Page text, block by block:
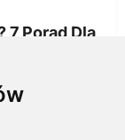
7 Porad Dla